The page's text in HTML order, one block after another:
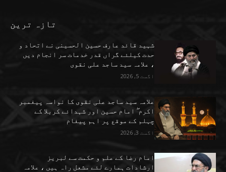
تازہ ترین
شہید قائد عارف حسین الحسینی نے اتحاد و
حدت کیلئے گراں قدر خدمات سر انجام دیں
، علامہ سید ساجد علی نقوی
اگست 5, 2026
علامہ سید ساجد علی نقوی کا نواسہ پیغمبر
اکرم ۖ امام حسین اور شہدائے کربلا کے
چہلم کے موقع پر اہم پیغام
اگست 3, 2026
امام رضا کے علم و حکمت سے لبریز
ارشادات ہمارے لئے مشعل راہ ہیں ، علامہ